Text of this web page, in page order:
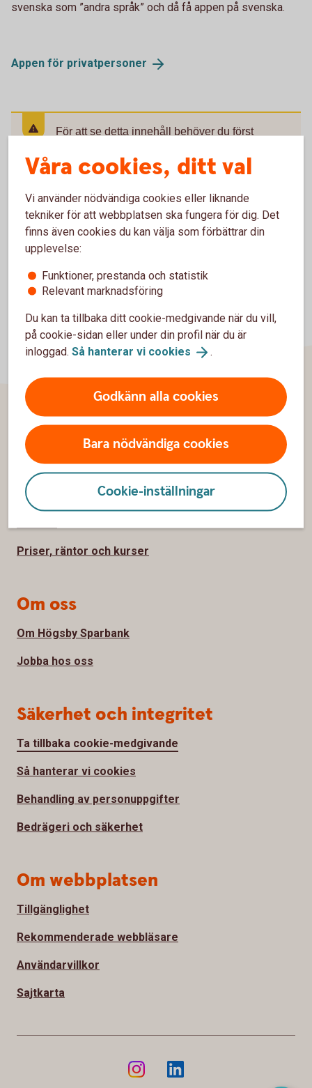
svenska som ”andra språk” och då få appen på svenska.
Appen för privatpersoner
För att se detta innehåll behöver du först
och statistik.
Våra cookies, ditt val
Vi använder nödvändiga cookies eller liknande
tekniker för att webbplatsen ska fungera för dig. Det
finns även cookies du kan välja som förbättrar din
upplevelse:
Funktioner, prestanda och statistik
Relevant marknadsföring
Du kan ta tillbaka ditt cookie-medgivande när du vill,
på cookie-sidan eller under din profil när du är
inloggad. Så hanterar vi cookies .
Godkänn alla cookies
Bara nödvändiga cookies
Cookie-inställningar
Sidfot
Hitta snabbt
Kontakta oss
Spärrhjälp
Priser, räntor och kurser
Om oss
Om Högsby Sparbank
Jobba hos oss
Säkerhet och integritet
Ta tillbaka cookie-medgivande
Så hanterar vi cookies
Behandling av personuppgifter
Bedrägeri och säkerhet
Om webbplatsen
Tillgänglighet
Rekommenderade webbläsare
Användarvillkor
Sajtkarta